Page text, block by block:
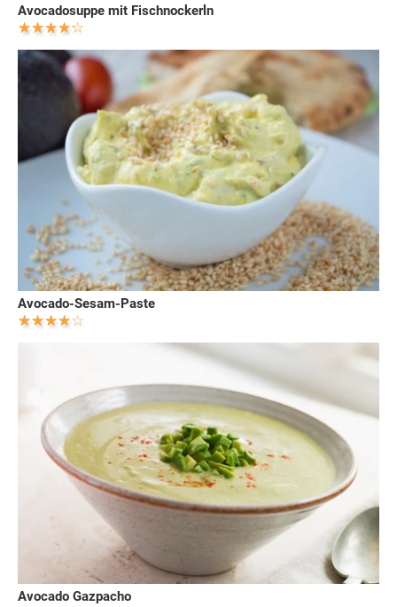
Avocadosuppe mit Fischnockerln
Avocado-Sesam-Paste
Avocado Gazpacho